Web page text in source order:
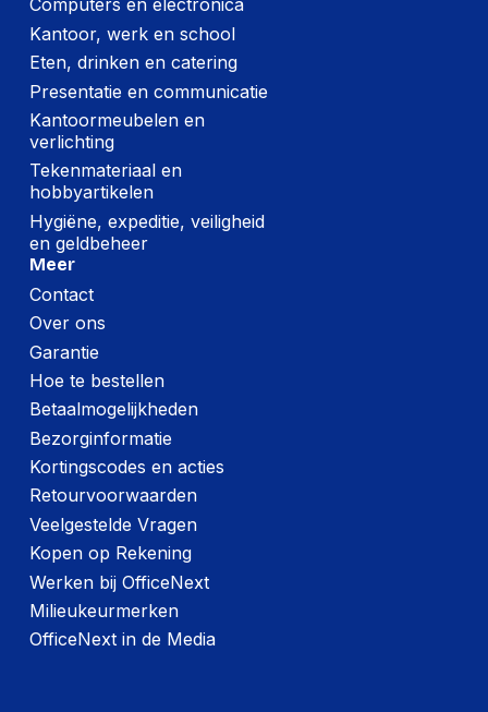
Computers en electronica
Kantoor, werk en school
Eten, drinken en catering
Presentatie en communicatie
Kantoormeubelen en
verlichting
Tekenmateriaal en
hobbyartikelen
Hygiëne, expeditie, veiligheid
en geldbeheer
Meer
Contact
Over ons
Garantie
Hoe te bestellen
Betaalmogelijkheden
Bezorginformatie
Kortingscodes en acties
Retourvoorwaarden
Veelgestelde Vragen
Kopen op Rekening
Werken bij OfficeNext
Milieukeurmerken
OfficeNext in de Media